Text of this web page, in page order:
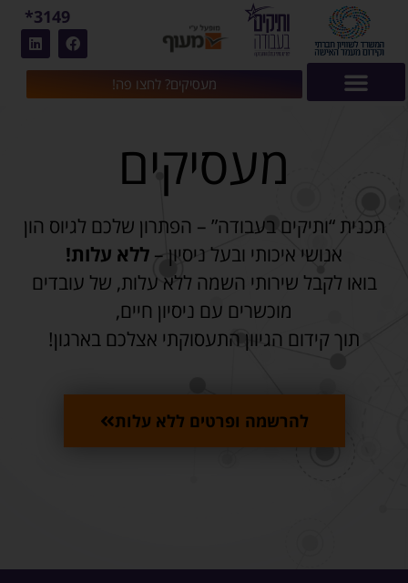
מעסיקים? לחצו פה!
3149*
מעסיקים
תכנית “ותיקים בעבודה” – הפתרון שלכם לגיוס הון
אנושי איכותי ובעל ניסיון – ללא עלות!
בואו לקבל שירותי השמה ללא עלות, של עובדים
מוכשרים עם ניסיון חיים,
תוך קידום הגיוון התעסוקתי אצלכם בארגון!
להרשמה ופרטים ללא עלות